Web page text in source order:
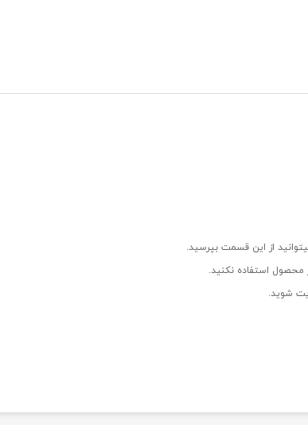
از این قسمت بپرسید.
محصول استفاده نکنید.
شوید.